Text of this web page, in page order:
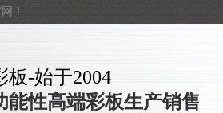
！
板-始于2004
能性高端彩板生产销售